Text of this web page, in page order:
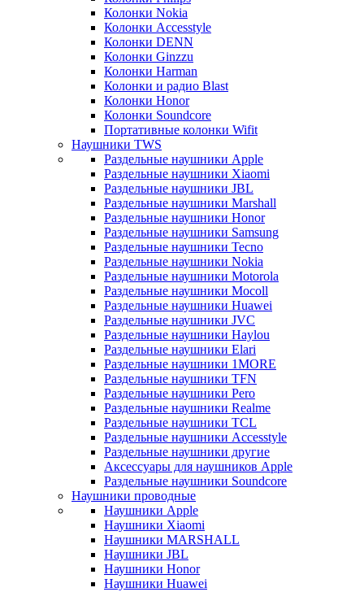
Колонки Nokia
Колонки Accesstyle
Колонки DENN
Колонки Ginzzu
Колонки Harman
Колонки и радио Blast
Колонки Honor
Колонки Soundcore
Портативные колонки Wifit
Наушники TWS
Раздельные наушники Apple
Раздельные наушники Xiaomi
Раздельные наушники JBL
Раздельные наушники Marshall
Раздельные наушники Honor
Раздельные наушники Samsung
Раздельные наушники Tecno
Раздельные наушники Nokia
Раздельные наушники Motorola
Раздельные наушники Mocoll
Раздельные наушники Huawei
Раздельные наушники JVC
Раздельные наушники Haylou
Раздельные наушники Elari
Раздельные наушники 1MORE
Раздельные наушники TFN
Раздельные наушники Pero
Раздельные наушники Realme
Раздельные наушники TCL
Раздельные наушники Accesstyle
Раздельные наушники другие
Аксессуары для наушников Apple
Раздельные наушники Soundcore
Наушники проводные
Наушники Apple
Наушники Xiaomi
Наушники MARSHALL
Наушники JBL
Наушники Honor
Наушники Huawei